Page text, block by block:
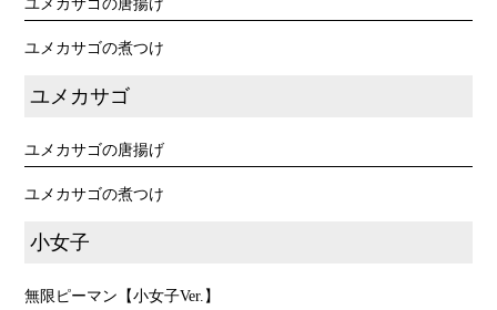
ユメカサゴの唐揚げ
ユメカサゴの煮つけ
ユメカサゴ
ユメカサゴの唐揚げ
ユメカサゴの煮つけ
小女子
無限ピーマン【小女子Ver.】